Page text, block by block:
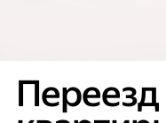
Переезд